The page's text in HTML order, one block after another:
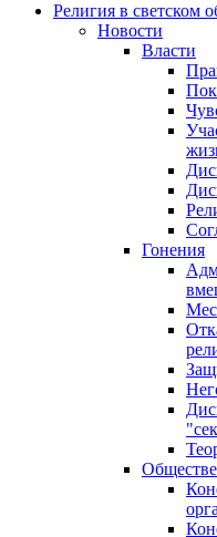
Религия в светском
Новости
Власти
Гонения